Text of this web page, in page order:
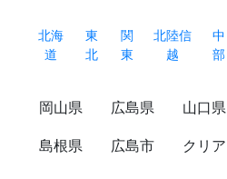
北海
道
東
北
関
東
北陸信
越
中
部
岡山県 広島県 山口県
島根県 広島市 クリア